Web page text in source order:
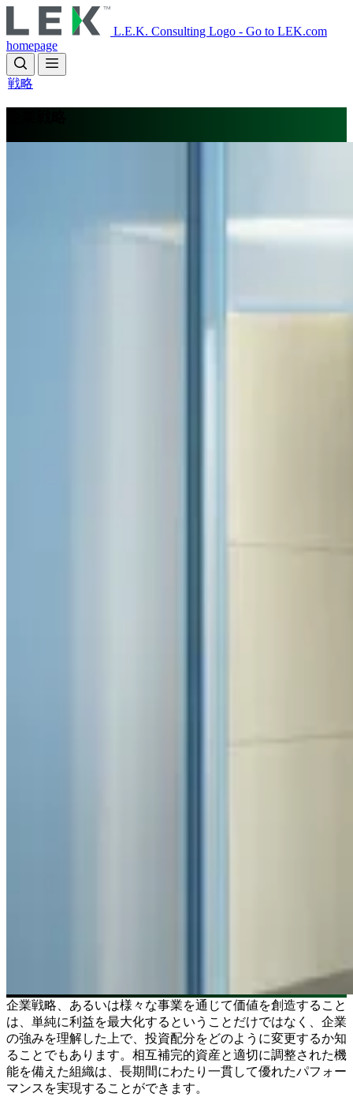
to
main
content
L.E.K. Consulting Logo - Go to LEK.com
homepage
戦略
企業戦略、あるいは様々な事業を通じて価値を創造すること
は、単純に利益を最大化するということだけではなく、企業
の強みを理解した上で、投資配分をどのように変更するか知
ることでもあります。相互補完的資産と適切に調整された機
能を備えた組織は、長期間にわたり一貫して優れたパフォー
マンスを実現することができます。